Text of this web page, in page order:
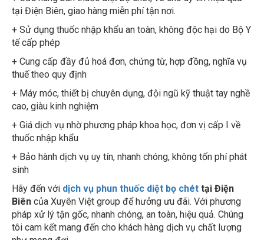
tại Điện Biên, giao hàng miễn phí tận nơi.
+ Sử dụng thuốc nhập khẩu an toàn, không độc hại do Bộ Y
tế cấp phép
+ Cung cấp đầy đủ hoá đơn, chứng từ, hợp đồng, nghĩa vụ
thuế theo quy định
+ Máy móc, thiết bị chuyên dụng, đội ngũ kỹ thuật tay nghề
cao, giàu kinh nghiệm
+ Giá dịch vụ nhờ phương pháp khoa học, đơn vị cấp I về
thuốc nhập khẩu
+ Bảo hành dịch vụ uy tín, nhanh chóng, không tốn phí phát
sinh
Hãy đến với dịch vụ phun thuốc diệt bọ chét
tại Điện
Biêncủa Xuyên Việt group để hưởng ưu đãi. Với phương
pháp xử lý tận gốc, nhanh chóng, an toàn, hiệu quả. Chúng
tôi cam kết mang đến cho khách hàng dịch vụ chất lượng
như mong đợi.